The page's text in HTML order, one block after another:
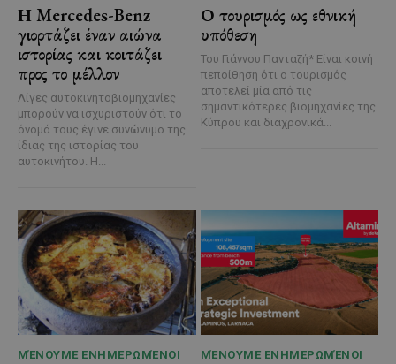
Η Mercedes-Benz
γιορτάζει έναν αιώνα
ιστορίας και κοιτάζει
προς το μέλλον
Λίγες αυτοκινητοβιομηχανίες
μπορούν να ισχυριστούν ότι το
όνομά τους έγινε συνώνυμο της
ίδιας της ιστορίας του
αυτοκινήτου. Η...
Ο τουρισμός ως εθνική
υπόθεση
Του Γιάννου Πανταζή* Είναι κοινή
πεποίθηση ότι ο τουρισμός
αποτελεί μία από τις
σημαντικότερες βιομηχανίες της
Κύπρου και διαχρονικά...
ΜΈΝΟΥΜΕ ΕΝΗΜΕΡΩΜΈΝΟΙ ΜΈΝΟΥΜΕ ΕΝΗΜΕΡΩΜΈΝΟΙ